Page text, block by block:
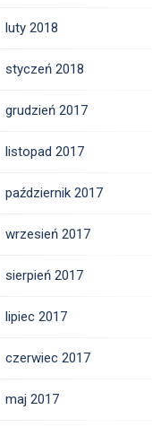
luty 2018
styczeń 2018
grudzień 2017
listopad 2017
październik 2017
wrzesień 2017
sierpień 2017
lipiec 2017
czerwiec 2017
maj 2017